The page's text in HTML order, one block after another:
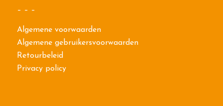
– – –
Algemene voorwaarden
Algemene gebruikersvoorwaarden
Retourbeleid
Privacy policy